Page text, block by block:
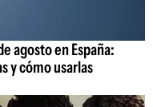
agosto en España:
y cómo usarlas